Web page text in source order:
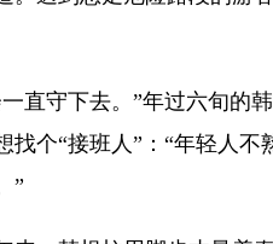
直守下去。”年过六旬的
找个“接班人”：“年轻人
”